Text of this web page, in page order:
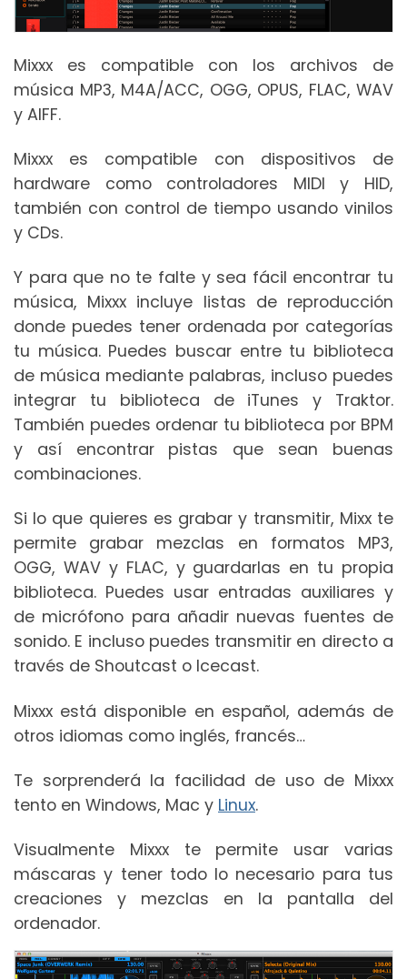
Mixxx es compatible con los archivos de
música MP3, M4A/ACC, OGG, OPUS, FLAC, WAV
y AIFF.
Mixxx es compatible con dispositivos de
hardware como controladores MIDI y HID,
también con control de tiempo usando vinilos
y CDs.
Y para que no te falte y sea fácil encontrar tu
música, Mixxx incluye listas de reproducción
donde puedes tener ordenada por categorías
tu música. Puedes buscar entre tu biblioteca
de música mediante palabras, incluso puedes
integrar tu biblioteca de iTunes y Traktor.
También puedes ordenar tu biblioteca por BPM
y así encontrar pistas que sean buenas
combinaciones.
Si lo que quieres es grabar y transmitir, Mixx te
permite grabar mezclas en formatos MP3,
OGG, WAV y FLAC, y guardarlas en tu propia
biblioteca. Puedes usar entradas auxiliares y
de micrófono para añadir nuevas fuentes de
sonido. E incluso puedes transmitir en directo a
través de Shoutcast o Icecast.
Mixxx está disponible en español, además de
otros idiomas como inglés, francés…
Te sorprenderá la facilidad de uso de Mixxx
tento en Windows, Mac y Linux.
Visualmente Mixxx te permite usar varias
máscaras y tener todo lo necesario para tus
creaciones y mezclas en la pantalla del
ordenador.